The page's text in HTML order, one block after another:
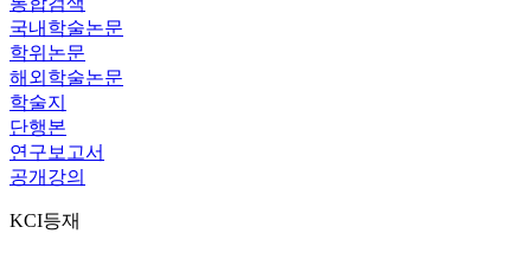
국내학술논문
학위논문
해외학술논문
학술지
단행본
연구보고서
공개강의
KCI등재